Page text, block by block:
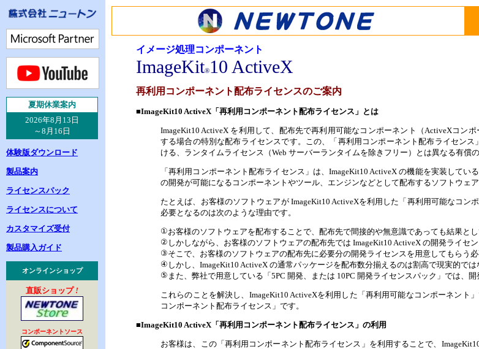
夏期休業案内
2026年8月13日
～8月16日
体験版ダウンロード
製品案内
ライセンスパック
ライセンスについて
カスタマイズ受付
製品購入ガイド
オンラインショップ
直販ショップ!
コンポーネントソース
イメージ処理コンポーネント
ImageKit®10 ActiveX
再利用コンポーネント配布ライセンスのご案内
■ImageKit10 ActiveX「再利用コンポーネント配布ライセンス」とは
ImageKit10 ActiveX を利用して、配布先で再利用可能なコンポーネント（ActiveXコン
する場合の特別な配布ライセンスです。この、「再利用コンポーネント配布ライセン
ける、ランタイムライセンス（Web サーバーランタイムを除きフリー）とは異なる有償
「再利用コンポーネント配布ライセンス」は、ImageKit10 ActiveX の機能を実装して
の開発が可能になるコンポーネントやツール、エンジンなどとして配布するソフトウェア
たとえば、お客様のソフトウェアが ImageKit10 ActiveXを利用した「再利用可能なコ
必要となるのは次のような理由です。
①お客様のソフトウェアを配布することで、配布先で間接的や無意識であっても結果と
② しかしながら、お客様のソフトウェアの配布先では ImageKit10 ActiveX の開発ライセ
③そこで、お客様のソフトウェアの配布先に必要分の開発ライセンスを用意してもらう必
④ しかし、ImageKit10 ActiveX の通常パッケージを配布数分揃えるのは割高で現実的では
⑤ また、弊社で用意している「5PC 開発、または 10PC 開発ライセンスパック」では、
これらのことを解決し、ImageKit10 ActiveXを利用した「再利用可能なコンポーネン
コンポーネント配布ライセンス」です。
■ImageKit10 ActiveX「再利用コンポーネント配布ライセンス」の利用
お客様は、この「再利用コンポーネント配布ライセンス」を利用することで、